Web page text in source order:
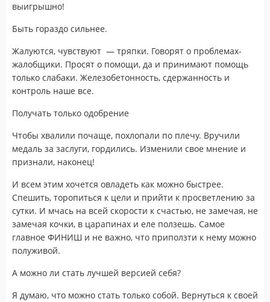
выигрышно!
Быть гораздо сильнее.
Жалуются, чувствуют — тряпки. Говорят о проблемах-
жалобщики. Просят о помощи, да и принимают помощь
только слабаки. Железобетонность, сдержанность и
контроль наше все.
Получать только одобрение
Чтобы хвалили почаще, похлопали по плечу. Вручили
медаль за заслуги, гордились. Изменили свое мнение и
признали, наконец!
И всем этим хочется овладеть как можно быстрее.
Спешить, торопиться к цели и прийти к просветлению за
сутки. И мчась на всей скорости к счастью, не замечая, не
замечая кочки, в царапинах и еле ползешь. Самое
главное ФИНИШ и не важно, что приползти к нему можно
полуживой.
А можно ли стать лучшей версией себя?
Я думаю, что можно стать только собой. Вернуться к своей